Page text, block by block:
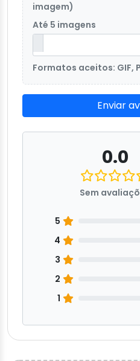
imagem)
Até 5 imagens
Formatos aceitos: GIF,
Enviar
0.0
Sem
5
4
3
2
1